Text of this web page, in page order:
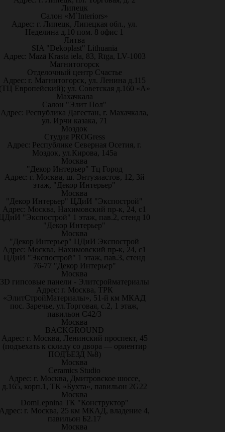
Липецк
Салон «M`Interiors»
Адрес: г. Липецк, Липецкая обл., ул.
Неделина д.10 пом. 8 офис 1
Литва
SIA "Dekoplast" Lithuania
Адрес: Mazā Krasta iela, 83, Rīga, LV-1003
Магнитогорск
Отделочный центр Счастье
Адрес: г. Магнитогорск, ул. Ленина д.115
Европейский); ул. Советская д.160 «А»
Махачкала
Салон "Элит Пол"
Адрес: Республика Дагестан, г. Махачкала,
ул. Ирчи казака, 71
Моздок
Студия PROGress
Адрес: Республике Северная Осетия, г.
Моздок, ул.Кирова, 145а
Москва
"Декор Интерьер" Тц Город
Адрес: г. Москва, ш. Энтузиастов, 12, 3й
этаж, "Декор Интерьер"
Москва
"Декор Интерьер" ЦДиИ "Экспострой"
Адрес: Москва, Нахимовский пр-к, 24, с1
"Экспострой" 1 этаж, пав.2, стенд 10
"Декор Интерьер"
Москва
"Декор Интерьер" ЦДиИ Экспострой
Адрес: Москва, Нахимовский пр-к, 24, с1
ЦДиИ "Экспострой" 1 этаж, пав.3, стенд
76-77 "Декор Интерьер"
Москва
3D гипсовые панели - Элитсройматериалы
Адрес: г. Москва, ТРК
«ЭлитСтройМатериалы», 51-й км МКАД
пос. Заречье, ул.Торговая, с.2, 1 этаж,
павильон С42/3
Москва
BACKGROUND
Адрес: г. Москва, Ленинский проспект, 45
(подъехать к складу со двора — ориентир
ПОДЪЕЗД №8)
Москва
Ceramics Studio
Адрес: г. Москва, Дмитровское шоссе,
д.165, корп.1, ТК «Бухта», павильон 2G22
Москва
DomLepnina ТК "Конструктор"
г. Москва, 25 км МКАД, владение 4,
павильон Б2.17
Москва